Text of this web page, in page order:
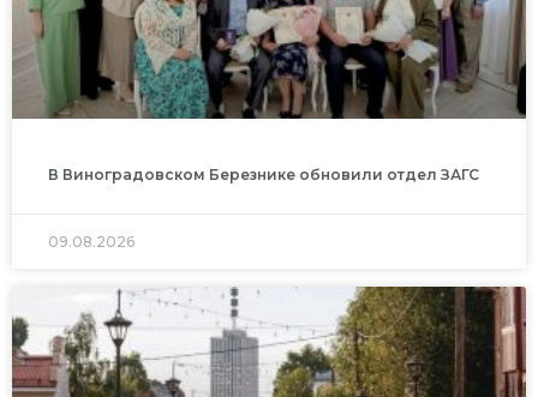
В Виноградовском Березнике обновили отдел ЗАГС
09.08.2026